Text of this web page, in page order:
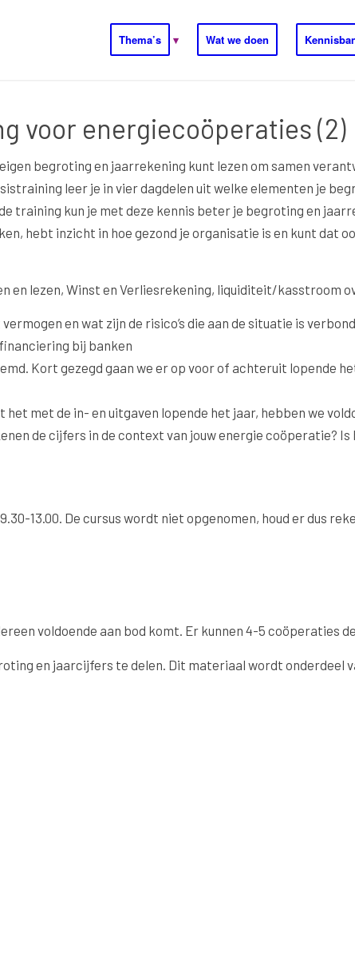
Thema’s Wat we doen
voor energiecoöperaties (2)
begroting en jaarrekening kunt lezen om samen
leer je in vier dagdelen uit welke elementen je
training kun je met deze kennis beter je begroting en
hebt inzicht in hoe gezond je organisatie is en kunt dat
en lezen, Winst en Verliesrekening, liquiditeit/kasstroom
en wat zijn de risico’s die aan de situatie is
bij banken
Kort gezegd gaan we er op voor of achteruit lopende
met de in- en uitgaven lopende het jaar, hebben we
de cijfers in de context van jouw energie coöperatie?
13.00. De cursus wordt niet opgenomen, houd er dus
voldoende aan bod komt. Er kunnen 4-5 coöperaties
en jaarcijfers te delen. Dit materiaal wordt onderdeel